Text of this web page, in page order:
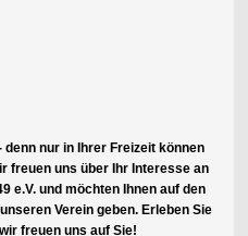
denn nur in Ihrer Freizeit können
freuen uns über Ihr Interesse an
e.V. und möchten Ihnen auf den
Verein geben. Erleben Sie
freuen uns auf Sie!